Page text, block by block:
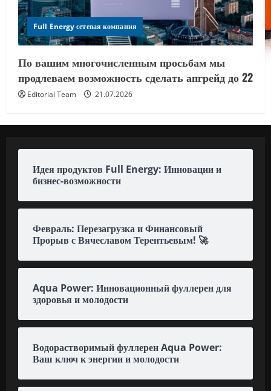
Full Energy сетевая компания
По вашим многочисленным просьбам мы
продлеваем возможность сделать апгрейд до 22
Editorial Team 21.07.2026
Идея продуктов Full Energy: Инновации и
бизнес-возможности
Февраль: Перезагрузка и Финансовый
Прорыв с Вячеславом Терентьевым! 🚀
Aqua Power: Инновационный фуллерен для
здоровья и молодости
Водорастворимый фуллерен Aqua Power:
Ваш ключ к энергии и молодости